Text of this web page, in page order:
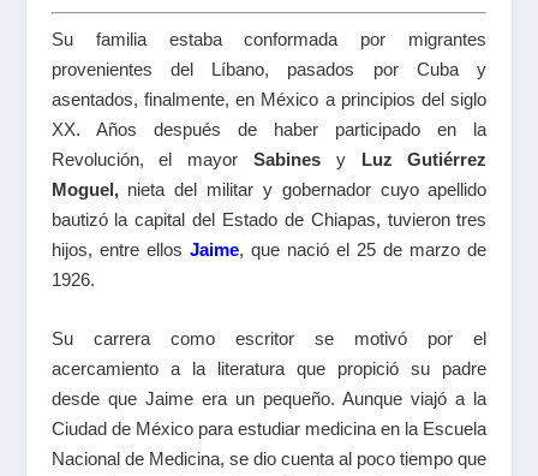
Su familia estaba conformada por migrantes
provenientes del Líbano, pasados por Cuba y
asentados, finalmente, en México a principios del siglo
XX. Años después de haber participado en la
Revolución, el mayor Sabines y Luz Gutiérrez
Moguel,nieta del militar y gobernador cuyo apellido
bautizó la capital del Estado de Chiapas, tuvieron tres
hijos, entre ellos Jaime, que nació el 25 de marzo de
1926.
Su carrera como escritor se motivó por el
acercamiento a la literatura que propició su padre
desde que Jaime era un pequeño. Aunque viajó a la
Ciudad de México para estudiar medicina en la Escuela
Nacional de Medicina, se dio cuenta al poco tiempo que